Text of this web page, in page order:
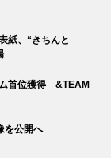
紙、“きちんと
ム首位獲得 &TEAM
を公開へ